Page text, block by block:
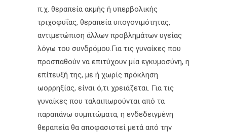
π.χ. θεραπεία ακμής ή υπερβολικής
τριχοφυΐας, θεραπεία υπογονιμότητας,
αντιμετώπιση άλλων προβλημάτων υγείας
λόγω του συνδρόμου.Για τις γυναίκες που
προσπαθούν να επιτύχουν μία εγκυμοσύνη, η
επίτευξή της, με ή χωρίς πρόκληση
ωορρηξίας, είναι ό,τι χρειάζεται. Για τις
γυναίκες που ταλαιπωρούνται από τα
παραπάνω συμπτώματα, η ενδεδειγμένη
θεραπεία θα αποφασιστεί μετά από την